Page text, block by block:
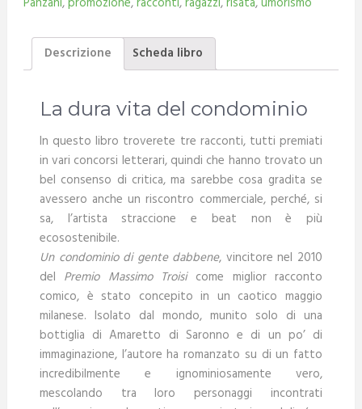
Descrizione Scheda libro
La dura vita del condominio
In questo libro troverete tre racconti, tutti premiati
in vari concorsi letterari, quindi che hanno trovato un
bel consenso di critica, ma sarebbe cosa gradita se
avessero anche un riscontro commerciale, perché, si
sa, l’artista straccione e beat non è più
ecosostenibile.
Un condominio di gente dabbene, vincitore nel 2010
del Premio Massimo Troisicome miglior racconto
comico, è stato concepito in un caotico maggio
milanese. Isolato dal mondo, munito solo di una
bottiglia di Amaretto di Saronno e di un po’ di
immaginazione, l’autore ha romanzato su di un fatto
incredibilmente e ignominiosamente vero,
mescolando tra loro personaggi incontrati